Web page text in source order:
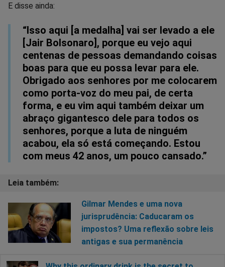
E disse ainda:
“Isso aqui [a medalha] vai ser levado a ele
[Jair Bolsonaro], porque eu vejo aqui
centenas de pessoas demandando coisas
boas para que eu possa levar para ele.
Obrigado aos senhores por me colocarem
como porta-voz do meu pai, de certa
forma, e eu vim aqui também deixar um
abraço gigantesco dele para todos os
senhores, porque a luta de ninguém
acabou, ela só está começando. Estou
com meus 42 anos, um pouco cansado.”
Gilmar Mendes e uma nova
jurisprudência: Caducaram os
impostos? Uma reflexão sobre leis
antigas e sua permanência